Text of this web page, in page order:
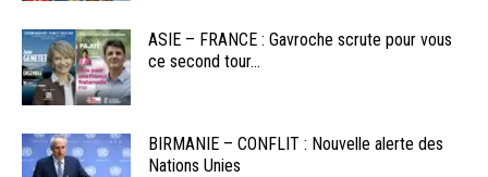
ASIE – FRANCE : Gavroche scrute pour vous
ce second tour...
BIRMANIE – CONFLIT : Nouvelle alerte des
Nations Unies